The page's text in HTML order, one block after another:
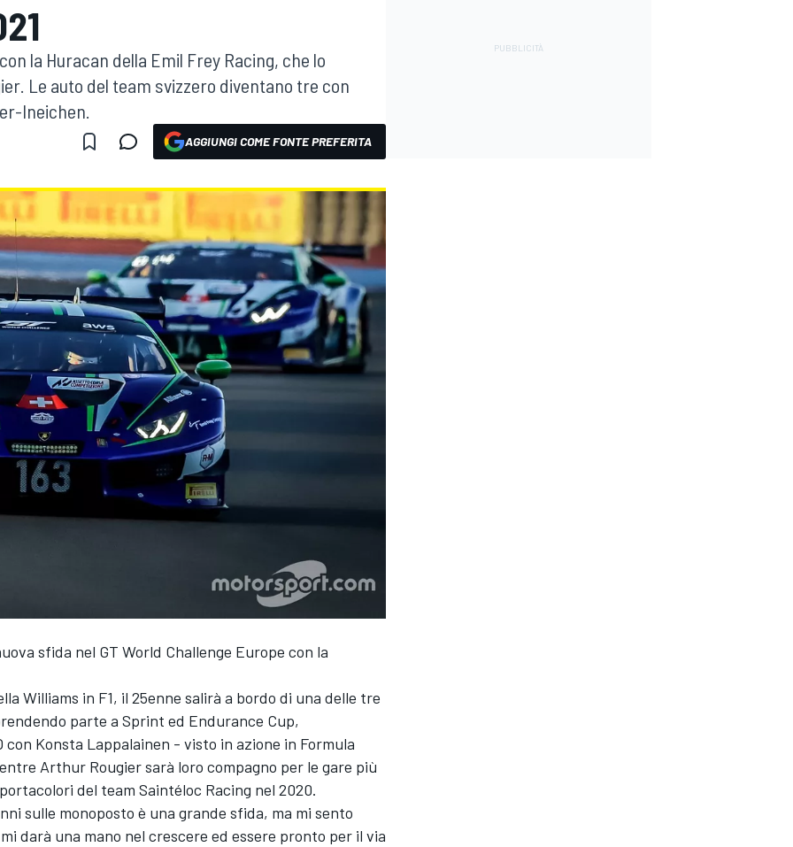
la Huracan della Emil Frey Racing, che lo
Le auto del team svizzero diventano tre con
Ineichen.
AGGIUNGI COME FONTE PREFERITA
sfida nel GT World Challenge Europe con la
Williams in F1, il 25enne salirà a bordo di una delle tre
parte a Sprint ed Endurance Cup,
con Konsta Lappalainen - visto in azione in Formula
Arthur Rougier sarà loro compagno per le gare più
del team Saintéloc Racing nel 2020.
sulle monoposto è una grande sfida, ma mi sento
darà una mano nel crescere ed essere pronto per il via